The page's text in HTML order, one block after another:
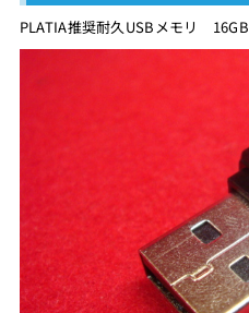
PLATIA推奨耐久USBメモリ 16GB